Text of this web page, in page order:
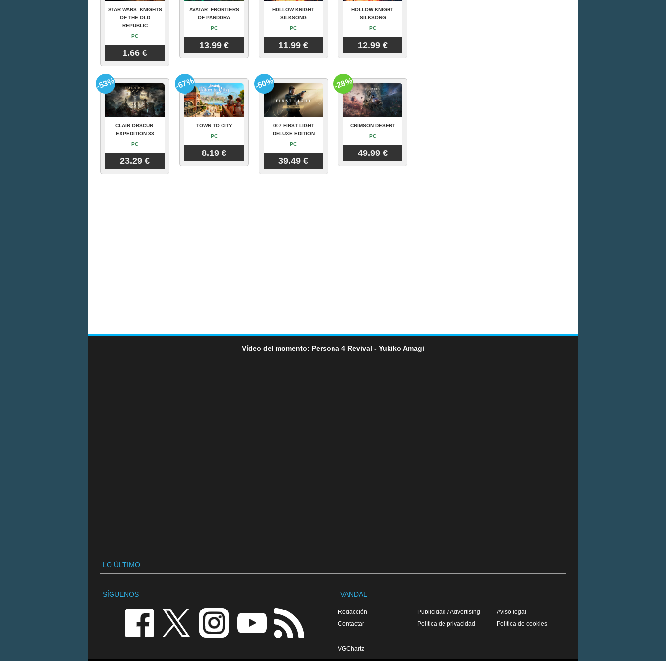
STAR WARS: KNIGHTS
OF THE OLD
REPUBLIC
PC
1.66 €
AVATAR: FRONTIERS
OF PANDORA
PC
13.99 €
HOLLOW KNIGHT:
SILKSONG
PC
11.99 €
HOLLOW KNIGHT:
SILKSONG
PC
12.99 €
CLAIR OBSCUR:
EXPEDITION 33
PC
23.29 €
-53%
TOWN TO CITY
PC
8.19 €
-67%
007 FIRST LIGHT
DELUXE EDITION
PC
39.49 €
-50%
CRIMSON DESERT
PC
49.99 €
-28%
Vídeo del momento: Persona 4 Revival - Yukiko Amagi
LO ÚLTIMO
SÍGUENOS VANDAL
Redacción
Contactar
Publicidad / Advertising
Política de privacidad
Aviso legal
Política de cookies
VGChartz